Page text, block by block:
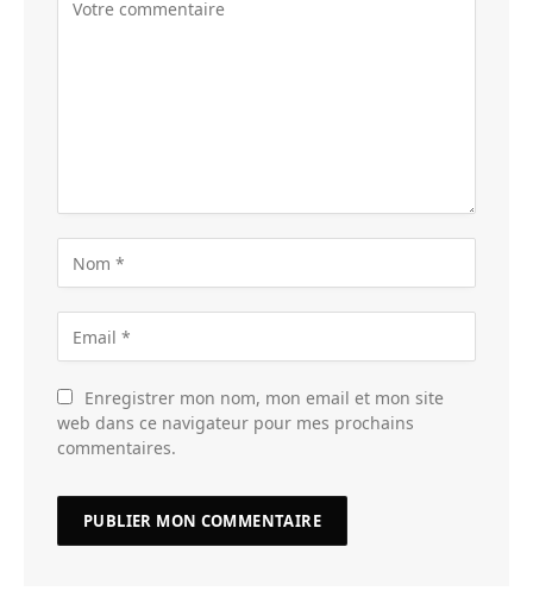
Enregistrer mon nom, mon email et mon site
web dans ce navigateur pour mes prochains
commentaires.